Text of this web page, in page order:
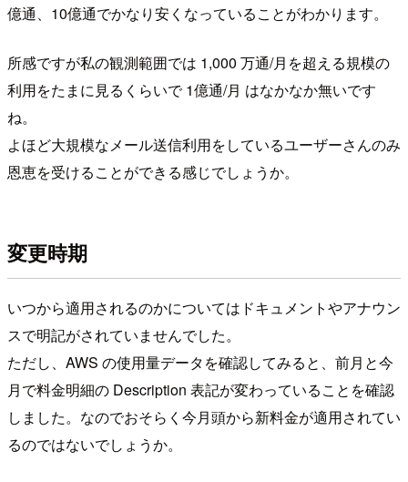
億通、10億通でかなり安くなっていることがわかります。
所感ですが私の観測範囲では 1,000 万通/月を超える規模の
利用をたまに見るくらいで 1億通/月 はなかなか無いです
ね。
よほど大規模なメール送信利用をしているユーザーさんのみ
恩恵を受けることができる感じでしょうか。
変更時期
いつから適用されるのかについてはドキュメントやアナウン
スで明記がされていませんでした。
ただし、AWS の使用量データを確認してみると、前月と今
月で料金明細の Description 表記が変わっていることを確認
しました。なのでおそらく今月頭から新料金が適用されてい
るのではないでしょうか。